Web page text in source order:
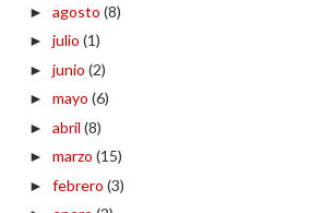
► agosto (8)
► julio (1)
► junio (2)
► mayo (6)
► abril (8)
► marzo (15)
► febrero (3)